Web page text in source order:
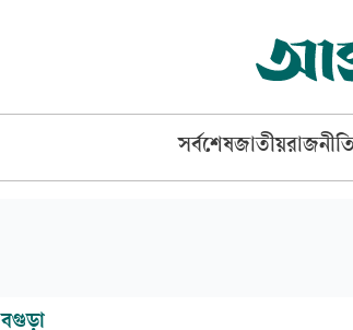
সর্বশেষজাতীয়রাজনীতি
বগুড়া